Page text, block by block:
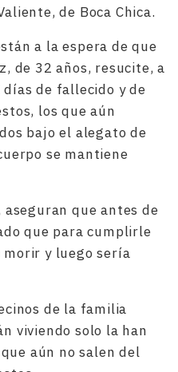
de Boca Chica.
a la espera de que
de 32 años, resucite, a
de fallecido y de
los que aún
bajo el alegato de
se mantiene
que antes de
que para cumplirle
morir y luego sería
de la familia
viviendo solo la han
aún no salen del